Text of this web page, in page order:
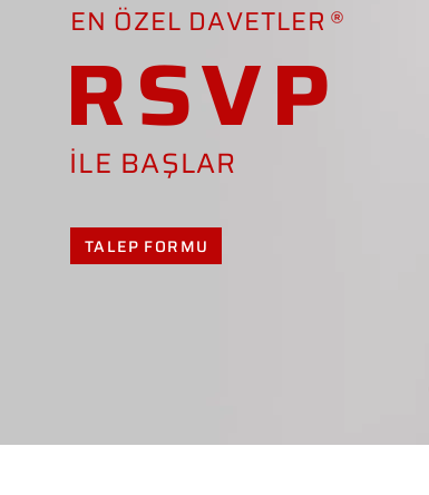
EN ÖZEL DAVETLER
RSVP
İLE BAŞLAR
TALEP FORMU